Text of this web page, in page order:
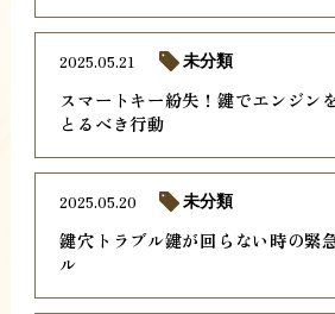
スマートキー紛失！鍵でエンジン
とるべき行動
2025.05.21 未分類
鍵穴トラブル鍵が回らない時の緊
ル
2025.05.20 未分類